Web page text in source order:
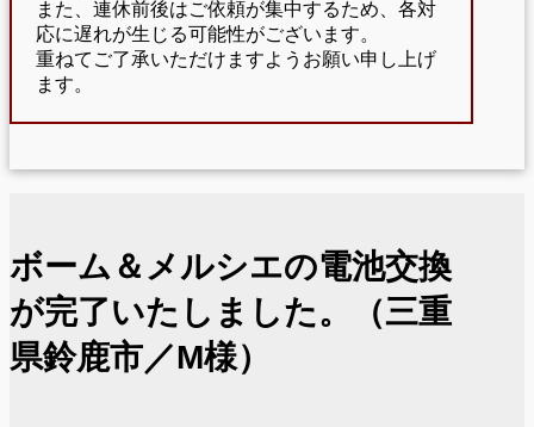
また、連休前後はご依頼が集中するため、各対
応に遅れが生じる可能性がございます。
重ねてご了承いただけますようお願い申し上げ
ます。
ボーム＆メルシエの電池交換
が完了いたしました。（三重
県鈴鹿市／M様）